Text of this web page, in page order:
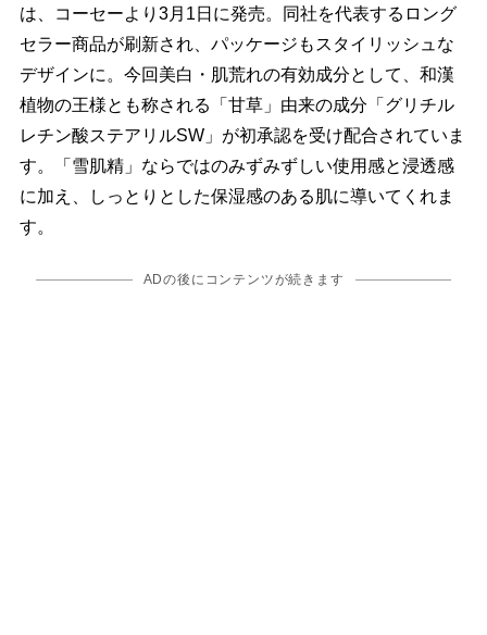
は、コーセーより3月1日に発売。同社を代表するロング
セラー商品が刷新され、パッケージもスタイリッシュな
デザインに。今回美白・肌荒れの有効成分として、和漢
植物の王様とも称される「甘草」由来の成分「グリチル
レチン酸ステアリルSW」が初承認を受け配合されていま
す。「雪肌精」ならではのみずみずしい使用感と浸透感
に加え、しっとりとした保湿感のある肌に導いてくれま
す。
ADの後にコンテンツが続きます